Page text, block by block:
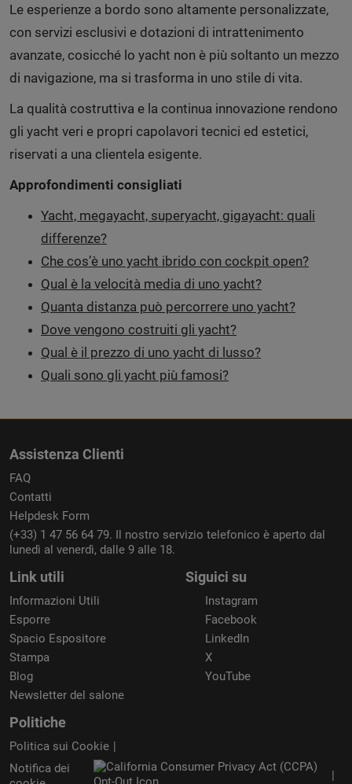
Le esperienze a bordo sono altamente personalizzate,
con servizi esclusivi e dotazioni di intrattenimento
avanzate, cosicché lo yacht non è più soltanto un mezzo
di navigazione, ma si trasforma in uno stile di vita.
La qualità costruttiva e la continua innovazione rendono
gli yacht veri e propri capolavori tecnici ed estetici,
riservati a una clientela esigente.
Approfondimenti consigliati
Yacht, megayacht, superyacht, gigayacht: quali
differenze?
Che cos’è uno yacht ibrido con cockpit open?
Qual è la velocità media di uno yacht?
Quanta distanza può percorrere uno yacht?
Dove vengono costruiti gli yacht?
Qual è il prezzo di uno yacht di lusso?
Quali sono gli yacht più famosi?
Assistenza Clienti
FAQ
Contatti
Helpdesk Form
(+33) 1 47 56 64 79. Il nostro servizio telefonico è aperto dal
lunedì al venerdì, dalle 9 alle 18.
Link utili
Informazioni Utili
Esporre
Spacio Espositore
Stampa
Blog
Newsletter del salone
Siguici su
Instagram
Facebook
LinkedIn
X
YouTube
Politiche
Politica sui Cookie
Notifica dei